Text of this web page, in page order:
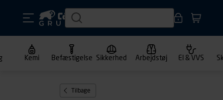
Kemi Befæstigelse Sikkerhed Arbejdstøj El & VVS
Tilbage